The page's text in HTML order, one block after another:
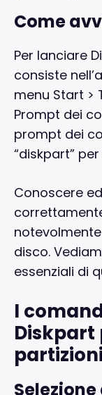
Come
Per lanciare
consiste
menu Start >
Prompt dei
prompt dei
“diskpart”
Conoscere
disco.
essenziali di
I
Diskpart
partizioni